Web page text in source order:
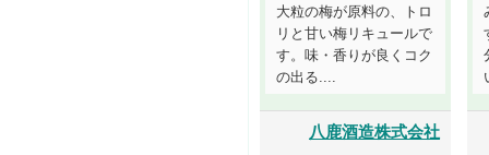
大粒の梅が原料の、トロ
リと甘い梅リキュールで
す。味・香りが良くコク
の出る....
八鹿酒造株式会社